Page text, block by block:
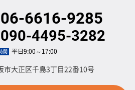
06-6616-9285
090-4495-3282
間 平日9:00～17:00
市大正区千島3丁目22番10号